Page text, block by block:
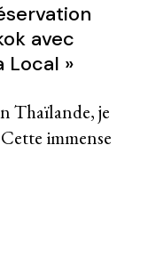
avec
Local »
Thaïlande, je
immense